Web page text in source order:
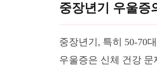
중장년기 우울증
중장년기, 특히 50-70
우울증은 신체 건강